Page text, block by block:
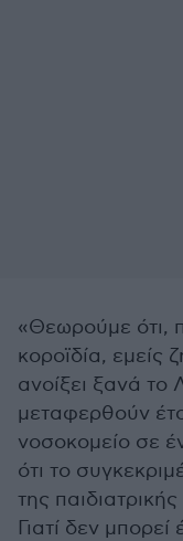
«Θεωρούμε ότι,
κοροϊδία, εμείς
ανοίξει ξανά το
μεταφερθούν
νοσοκομείο σε
ότι το
της
Γιατί δεν μπορεί